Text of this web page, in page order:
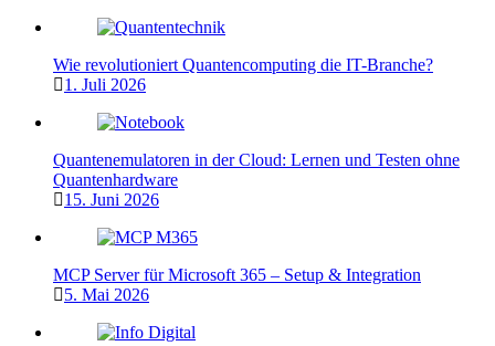
Wie revolutioniert Quantencomputing die IT-Branche?
1. Juli 2026
Quantenemulatoren in der Cloud: Lernen und Testen ohne
Quantenhardware
15. Juni 2026
MCP Server für Microsoft 365 – Setup & Integration
5. Mai 2026